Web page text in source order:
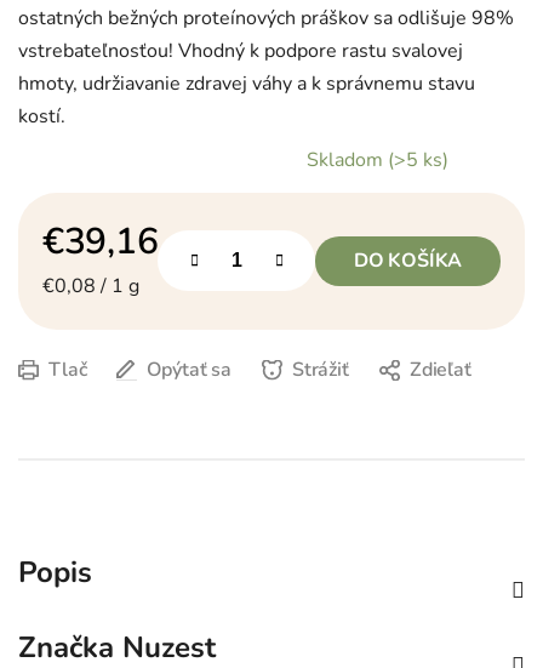
ostatných bežných proteínových práškov sa odlišuje 98%
vstrebateľnosťou! Vhodný k podpore rastu svalovej
hmoty, udržiavanie zdravej váhy a k správnemu stavu
kostí.
Skladom (>5 ks)
€39,16
Jednotková cena:
€0,08 / 1 g
DO KOŠÍKA
Tlač Opýtať sa Strážiť Zdieľať
Popis
Značka Nuzest